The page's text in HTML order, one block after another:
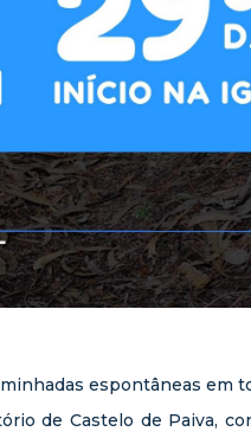
espontâneas em
de Castelo de Paiva,